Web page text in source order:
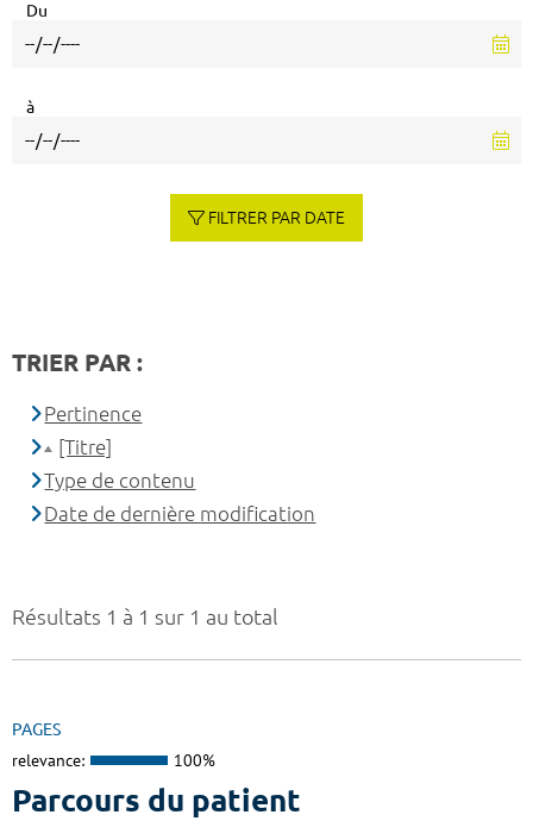
Résultats 1 à 1 sur 1 au total
PAGES
relevance: 100%
Parcours du patient
Du
à
FILTRER PAR DATE
TRIER PAR :
Pertinence
[Titre]
Type de contenu
Date de dernière modification